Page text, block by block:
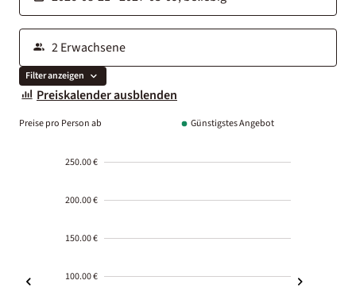
Filter anzeigen
Preiskalender ausblenden
Preise pro Person ab Günstigstes Angebot
250.00 €
200.00 €
150.00 €
100.00 €